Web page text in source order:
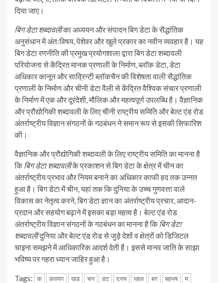
दिया जाए।
बिग डेटा शब्दावलीका अध्ययन और संपादन बिग डेटा के सैद्धांतिक
अनुसंधान में अंतःविषय, पेशेवर और खुले प्रकार का नवीन व्यवहार है। यह
बिग डेटा रणनीति की प्रमुख प्रयोगशाला द्वारा बिग डेटा शब्दावली
परियोजना से केंद्रित मानक प्रणाली के निर्माण, ब्लॉक डेटा, डेटा
अधिकार कानून और साव्रिन्टी ब्लॉकचैन की विशेषता वाली सैद्धांतिक
प्रणाली के निर्माण और चीनी डेटा वैली से केंद्रित वैश्विक संचार प्रणाली
के निर्माण में एक और दूरंदेशी, मौलिक और महत्वपूर्ण उपलब्धि है। वैज्ञानिक
और प्रौद्योगिकी शब्दावली के लिए चीनी राष्ट्रीय समिति और बेल्ट एंड रोड
अंतर्राष्ट्रीय विज्ञान संगठनों के गठबंधन ने समान रूप से इसकी सिफारिश
की।
वैज्ञानिक और प्रौद्योगिकी शब्दावली के लिए राष्ट्रीय समिति का मानना है
कि बिग डेटा शब्दावलीके प्रकाशन से बिग डेटा के क्षेत्र में चीन का
अंतर्राष्ट्रीय प्रभाव और नियम बनाने का अधिकार काफी हद तक उन्नत
हुआ है। बिग डेटा में चीन, यहां तक कि दुनिया के उच्च गुणवत्ता वाले
विकास का नेतृत्व करने, बिग डेटा ज्ञान का अंतर्राष्ट्रीय प्रचार, आदान-
प्रदान और सहयोग बढ़ाने में इसका बड़ा महत्व है। बेल्ट एंड रोड
अंतर्राष्ट्रीय विज्ञान संगठनों के गठबंधन का मानना है कि बिग डेटा
शब्दावलीदुनिया और बेल्ट एंड रोड से जुड़े देशों व क्षेत्रों को डिजिटल
चाइना समझने में आधिकारिक आदर्श देती है। इससे मानव जाति के साझा
भविष्य पर गहरा ध्यान जाहिर हुआ है।
Tags: क कवयग खड चन डट दनय पहल बग बहभष
म